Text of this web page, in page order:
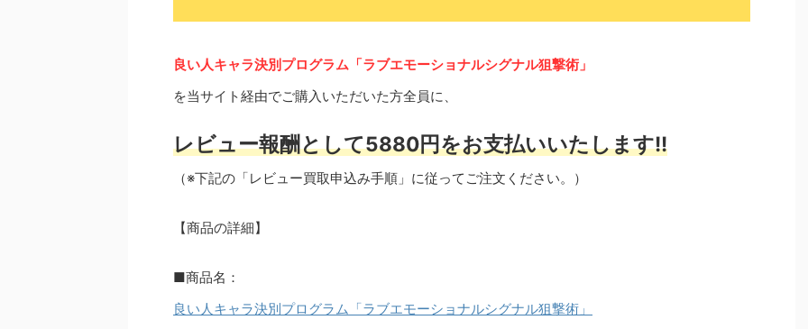
良い人キャラ決別プログラム「ラブエモーショナルシグナル狙撃術」
を当サイト経由でご購入いただいた方全員に、
レビュー報酬として5880円をお支払いいたします!!
（※下記の「レビュー買取申込み手順」に従ってご注文ください。）
【商品の詳細】
■商品名：
良い人キャラ決別プログラム「ラブエモーショナルシグナル狙撃術」